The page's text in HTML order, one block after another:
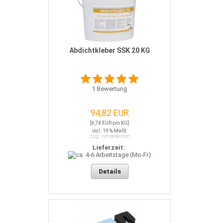
Abdichtkleber SSK 20 KG
1 Bewertung
94,82 EUR
[4,74 EUR pro KG]
incl. 19 % MwSt.
zzgl. Versandkosten
Lieferzeit:
Details